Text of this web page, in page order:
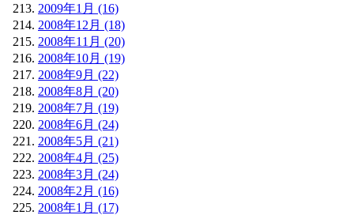
2009年1月 (16)
2008年12月 (18)
2008年11月 (20)
2008年10月 (19)
2008年9月 (22)
2008年8月 (20)
2008年7月 (19)
2008年6月 (24)
2008年5月 (21)
2008年4月 (25)
2008年3月 (24)
2008年2月 (16)
2008年1月 (17)